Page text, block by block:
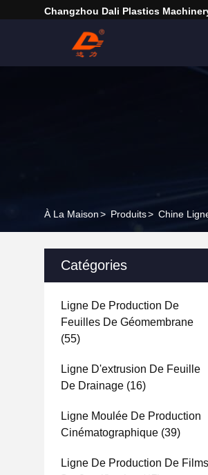
Changzhou Dali Plastics
À La Maison> Produits> Chine
Catégories
Ligne De Production De
Feuilles De Géomembrane
(55)
Ligne D'extrusion De Feuille
De Drainage (16)
Ligne Moulée De Production
Cinématographique (39)
Ligne De Production De Films